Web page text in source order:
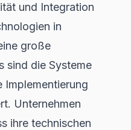
und Integration
in
große
sind die Systeme
Implementierung
Unternehmen
ihre technischen